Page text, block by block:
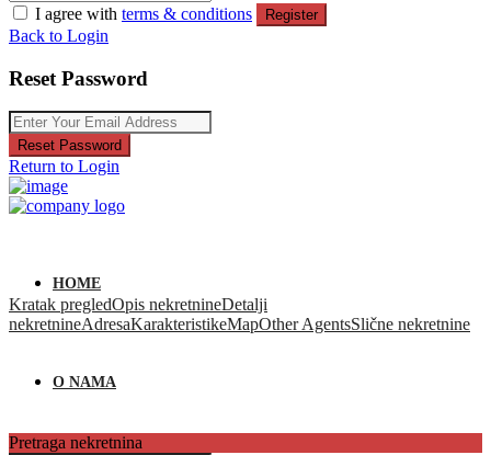
I agree with terms & conditions Register
Back to Login
Reset Password
Reset Password
Return to Login
HOME
O NAMA
Kratak pregledOpis nekretnineDetalji
nekretnineAdresaKarakteristikeMapOther AgentsSlične nekretnine
Pretraga nekretnina